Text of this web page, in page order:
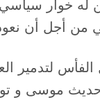
خوار
من أجل أن
لتدمير
حديث